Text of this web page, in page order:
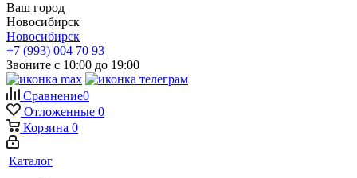
Ваш город
Новосибирск
Новосибирск
+7 (993) 004 70 93
Звоните с 10:00 до 19:00
Сравнение0
Отложенные 0
Корзина 0
Каталог